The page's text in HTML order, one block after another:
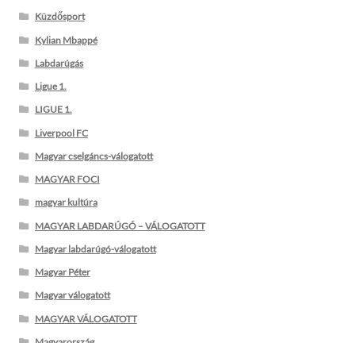
Küzdősport
Kylian Mbappé
Labdarúgás
Ligue 1.
LIGUE 1.
Liverpool FC
Magyar cselgáncs-válogatott
MAGYAR FOCI
magyar kultúra
MAGYAR LABDARÚGÓ – VÁLOGATOTT
Magyar labdarúgó-válogatott
Magyar Péter
Magyar válogatott
MAGYAR VÁLOGATOTT